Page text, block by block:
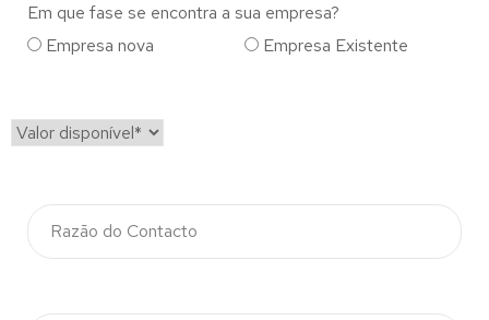
Em que fase se encontra a sua empresa?
Empresa nova
Empresa Existente